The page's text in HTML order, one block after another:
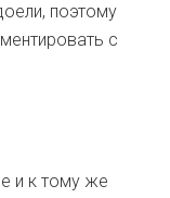
поэтому
с
и к тому же